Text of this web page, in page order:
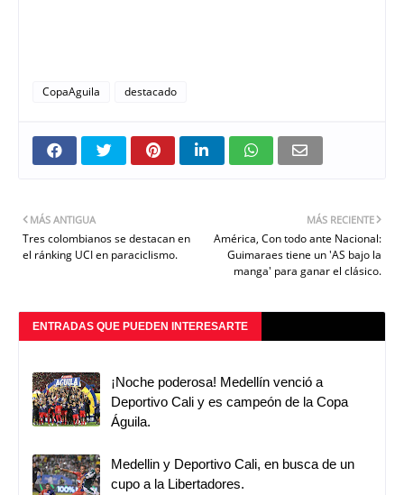
CopaAguila destacado
MÁS RECIENTE
América, Con todo ante Nacional:
Guimaraes tiene un 'AS bajo la
manga' para ganar el clásico.
MÁS ANTIGUA
Tres colombianos se destacan en
el ránking UCI en paraciclismo.
ENTRADAS QUE PUEDEN INTERESARTE
¡Noche poderosa! Medellín venció a
Deportivo Cali y es campeón de la Copa
Águila.
Medellin y Deportivo Cali, en busca de un
cupo a la Libertadores.